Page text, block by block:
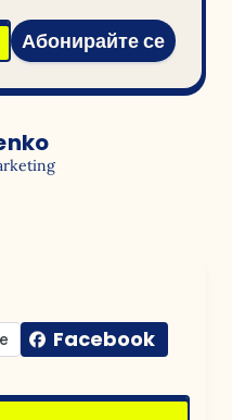
Абонирайте се
Facebook